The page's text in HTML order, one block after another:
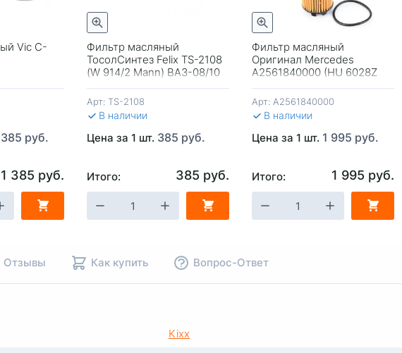
Vic C-
385 руб.
1 385 руб.
Фильтр масляный
ТосолСинтез Felix TS-2108
(W 914/2 Mann) ВАЗ-08/10
Арт: TS-2108
В наличии
Цена за 1 шт. 385 руб.
Итого: 385 руб.
Фильтр масляный
Оригинал Mercedes
A2561840000 (HU 6028Z
Арт: A2561840000
В наличии
Цена за 1 шт. 1 995 руб.
Итого: 1 995 руб.
- + В КОРЗИНУ - + В КОРЗИНУ
Быстрый просмотр
-
Отзывы Как купить Вопрос-Ответ
Kixx